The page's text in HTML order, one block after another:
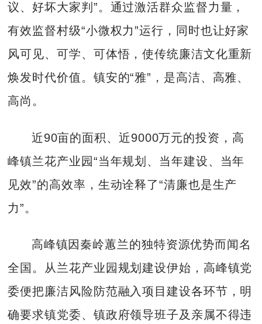
议、好坏大家判”。通过激活群众监督力量，
有效监督村级“小微权力”运行，同时也让好家
风可见、可学、可体悟，使传统廉洁文化重新
焕发时代价值。镇安的“雅”，是高洁、高雅、
高尚。
近90亩的面积、近9000万元的投资，高
峰镇兰花产业园“当年规划、当年建设、当年
见效”的高效率，生动诠释了“清廉也是生产
力”。
高峰镇因秦岭蕙兰的独特资源优势而闻名
全国。从兰花产业园规划建设伊始，高峰镇党
委便把廉洁风险防范融入项目建设各环节，明
确要求镇党委、镇政府领导班子及亲属不得违